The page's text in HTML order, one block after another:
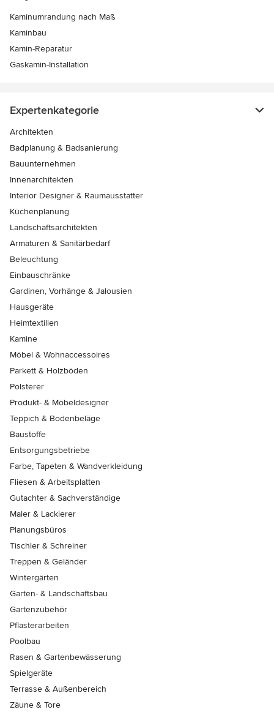
Kaminumrandung nach Maß
Kaminbau
Kamin-Reparatur
Gaskamin-Installation
Expertenkategorie
Architekten
Badplanung & Badsanierung
Bauunternehmen
Innenarchitekten
Interior Designer & Raumausstatter
Küchenplanung
Landschaftsarchitekten
Armaturen & Sanitärbedarf
Beleuchtung
Einbauschränke
Gardinen, Vorhänge & Jalousien
Hausgeräte
Heimtextilien
Kamine
Möbel & Wohnaccessoires
Parkett & Holzböden
Polsterer
Produkt- & Möbeldesigner
Teppich & Bodenbeläge
Baustoffe
Entsorgungsbetriebe
Farbe, Tapeten & Wandverkleidung
Fliesen & Arbeitsplatten
Gutachter & Sachverständige
Maler & Lackierer
Planungsbüros
Tischler & Schreiner
Treppen & Geländer
Wintergärten
Garten- & Landschaftsbau
Gartenzubehör
Pflasterarbeiten
Poolbau
Rasen & Gartenbewässerung
Spielgeräte
Terrasse & Außenbereich
Zäune & Tore